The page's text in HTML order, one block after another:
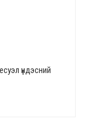
үндэсний